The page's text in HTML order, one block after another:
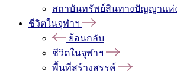
สถาบันทรัพย์สินทางปัญญาแห่
ชีวิตในจุฬาฯ
ย้อนกลับ
ชีวิตในจุฬาฯ
พื้นที่สร้างสรรค์